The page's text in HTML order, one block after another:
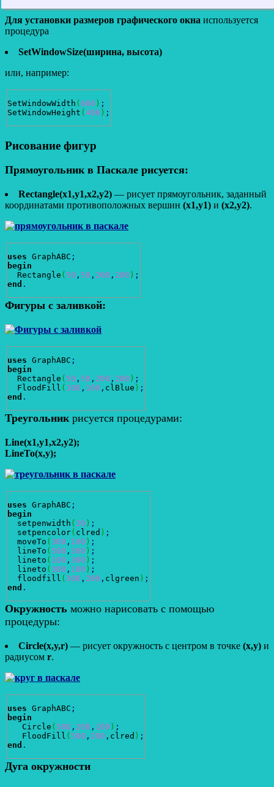
Для установки размеров графического окна используется
процедура
SetWindowSize(ширина, высота)
или, например:
SetWindowWidth ( 600 ) ;
SetWindowHeight ( 400 ) ;
Рисование фигур
Прямоугольник в Паскале рисуется:
Rectangle(x1,y1,x2,y2) — рисует прямоугольник, заданный
координатами противоположных вершин (x1,y1) и (x2,y2).
uses GraphABC ;
begin
  Rectangle
( 50 , 50 , 200 , 200 ) ;
end .
Фигуры с заливкой:
uses GraphABC ;
begin
  Rectangle
( 50 , 50 , 200 , 200 ) ;
  FloodFill
( 100 , 100 , clBlue ) ;
end .
Треугольникрисуется процедурами:
Line(x1,y1,x2,y2);
LineTo(x,y);
uses GraphABC ;
begin
  setpenwidth
( 20 ) ;
  setpencolor
( clred ) ;
  moveTo
( 300 , 100 ) ;
  lineTo
( 500 , 300 ) ;
  lineto
( 100 , 300 ) ;
  lineto
( 300 , 100 ) ;
  floodfill
( 300 , 200 , clgreen ) ;
end .
Окружность можно нарисовать с помощью
процедуры:
Circle(x,y,r) — рисует окружность с центром в точке (x,y) и
радиусом r.
uses GraphABC ;
begin
   Circle
( 500 , 200 , 100 ) ;
   FloodFill
( 500 , 200 , clred ) ;
end .
Дуга окружности